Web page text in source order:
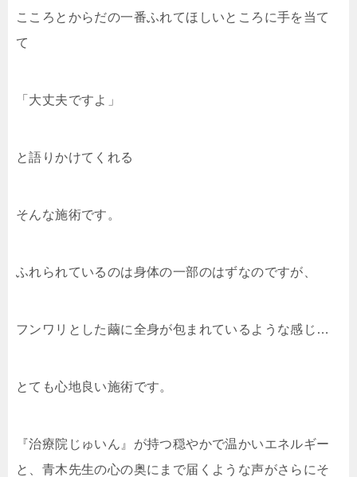
こころとからだの一番ふれてほしいところに手を当て
て
「大丈夫ですよ」
と語りかけてくれる
そんな施術です。
ふれられているのは身体の一部のはずなのですが、
フンワリとした繭に全身が包まれているような感じ…
とても心地良い施術です。
『治療院じゅいん』が持つ穏やかで温かいエネルギー
と、青木先生の心の奥にまで届くような声がさらにそ